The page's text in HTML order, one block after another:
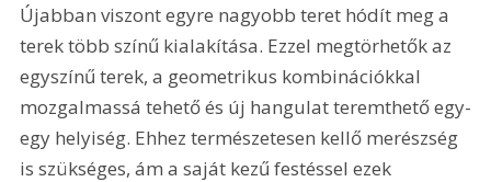
Újabban viszont egyre nagyobb teret hódít meg a
terek több színű kialakítása. Ezzel megtörhetők az
egyszínű terek, a geometrikus kombinációkkal
mozgalmassá tehető és új hangulat teremthető egy-
egy helyiség. Ehhez természetesen kellő merészség
is szükséges, ám a saját kezű festéssel ezek